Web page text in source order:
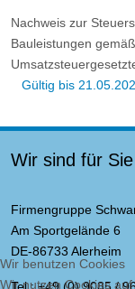
Nachweis zur
Bauleistungen
Gültig bis
Wir sind für
Firmengruppe
Am Sportgelände 6
DE-86733 Alerheim
Wir benutzen Cookies
Wir nutzen Cookies